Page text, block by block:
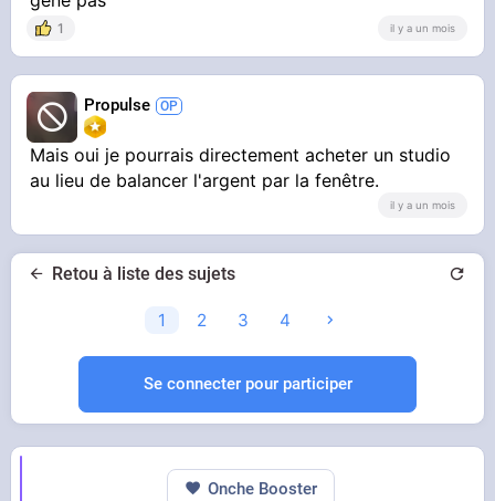
1 il y a un mois
Propulse
Mais oui je pourrais directement acheter un studio
au lieu de balancer l'argent par la fenêtre.
il y a un mois
Retou à liste des sujets
1 2 3 4
Se connecter pour participer
Onche Booster